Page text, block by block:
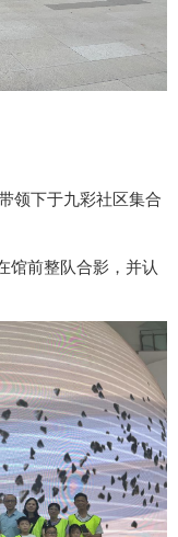
领下于九彩社区集合
馆前整队合影，并认